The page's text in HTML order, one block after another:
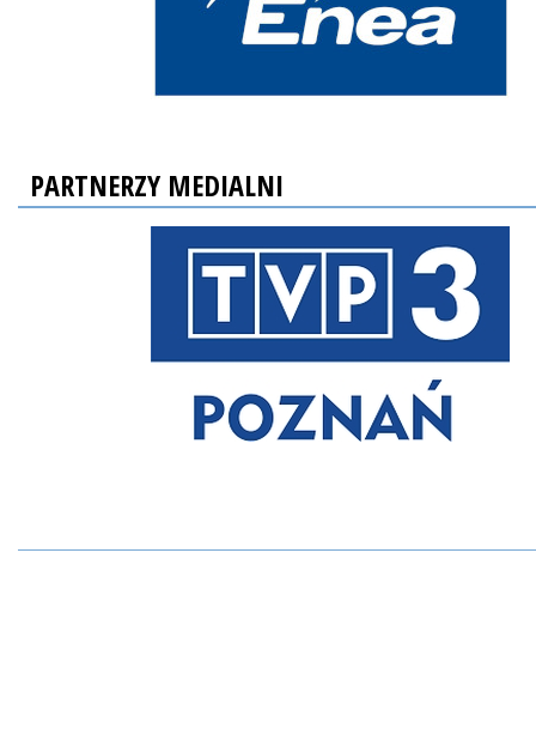
PARTNERZY MEDIALNI